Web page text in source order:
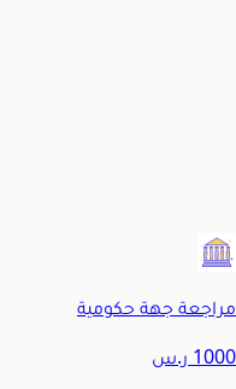
مراجعة جهة حكومية
1000 ر.س